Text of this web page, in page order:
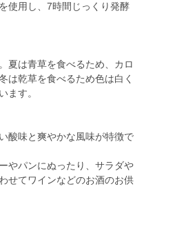
使用し、7時間じっくり発酵
夏は青草を食べるため、カロ
は乾草を食べるため色は白く
ます。
酸味と爽やかな風味が特徴で
やパンにぬったり、サラダや
せてワインなどのお酒のお供